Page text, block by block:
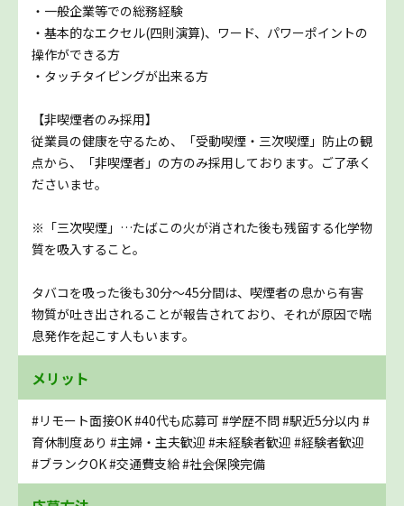
・一般企業等での総務経験
・基本的なエクセル(四則演算)、ワード、パワーポイントの
操作ができる方
・タッチタイピングが出来る方
【非喫煙者のみ採用】
従業員の健康を守るため、「受動喫煙・三次喫煙」防止の観
点から、「非喫煙者」の方のみ採用しております。ご了承く
ださいませ。
※「三次喫煙」…たばこの火が消された後も残留する化学物
質を吸入すること。
タバコを吸った後も30分～45分間は、喫煙者の息から有害
物質が吐き出されることが報告されており、それが原因で喘
息発作を起こす人もいます。
メリット
#リモート面接OK#40代も応募可 #学歴不問#駅近5分以内 #
育休制度あり #主婦・主夫歓迎 #未経験者歓迎 #経験者歓迎
#ブランクOK#交通費支給#社会保険完備